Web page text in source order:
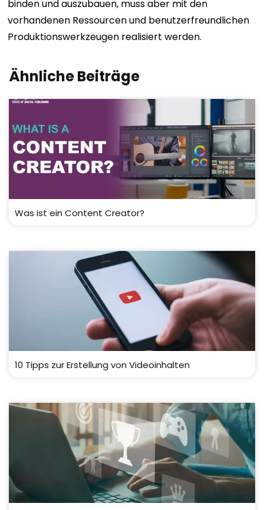
binden und auszubauen, muss aber mit den
vorhandenen Ressourcen und benutzerfreundlichen
Produktionswerkzeugen realisiert werden.
Ähnliche Beiträge
Was ist ein Content Creator?
10 Tipps zur Erstellung von Videoinhalten